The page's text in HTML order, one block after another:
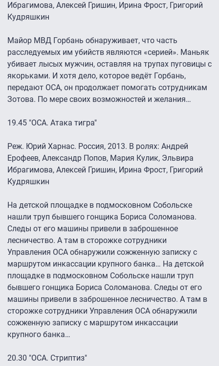
Ибрагимова, Алексей Гришин, Ирина Фрост, Григорий
Кудряшкин
Майор МВД Горбань обнаруживает, что часть
расследуемых им убийств являются «серией». Маньяк
убивает лысых мужчин, оставляя на трупах пуговицы с
якорьками. И хотя дело, которое ведёт Горбань,
передают ОСА, он продолжает помогать сотрудникам
Зотова. По мере своих возможностей и желания…
19.45 "ОСА. Атака тигра"
Реж. Юрий Харнас. Россия, 2013. В ролях: Андрей
Ерофеев, Александр Попов, Мария Кулик, Эльвира
Ибрагимова, Алексей Гришин, Ирина Фрост, Григорий
Кудряшкин
На детской площадке в подмосковном Собольске
нашли труп бывшего гонщика Бориса Соломанова.
Следы от его машины привели в заброшенное
лесничество. А там в сторожке сотрудники
Управления ОСА обнаружили сожженную записку с
маршрутом инкассации крупного банка… На детской
площадке в подмосковном Собольске нашли труп
бывшего гонщика Бориса Соломанова. Следы от его
машины привели в заброшенное лесничество. А там в
сторожке сотрудники Управления ОСА обнаружили
сожженную записку с маршрутом инкассации
крупного банка…
20.30 "ОСА. Стриптиз"